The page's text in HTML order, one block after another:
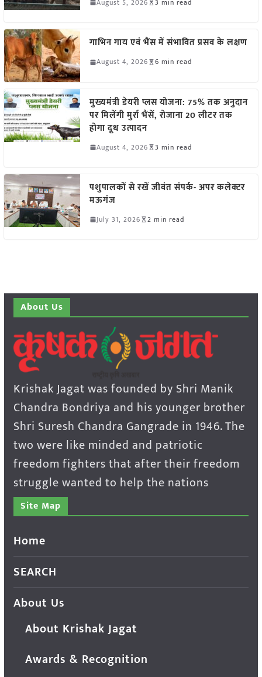
गाभिन गाय एवं भैंस में संभावित प्रसव के लक्षण
August 4, 2026 6 min read
मुख्यमंत्री डेयरी प्लस योजना: 75% तक अनुदान
पर मिलेंगी मुर्रा भैंसें, रोजाना 20 लीटर तक
होगा दूध उत्पादन
August 4, 2026 3 min read
पशुपालकों से रखें जीवंत संपर्क- अपर कलेक्टर
मऊगंज
July 31, 2026 2 min read
About Us
Krishak Jagat was founded by Shri Manik
Chandra Bondriya and his younger brother
Shri Suresh Chandra Gangrade in 1946. The
two were like minded and patriotic
freedom fighters that after their freedom
struggle wanted to help the nations
Site Map
Home
SEARCH
About Us
About Krishak Jagat
Awards & Recognition